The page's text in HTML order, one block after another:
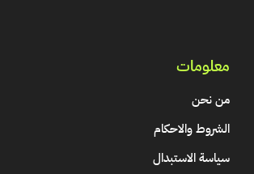
معلومات
من نحن
الشروط والاحكام
سياسة الاستبدال